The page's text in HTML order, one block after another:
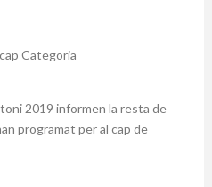
Categoria
2019 informen la resta de
programat per al cap de